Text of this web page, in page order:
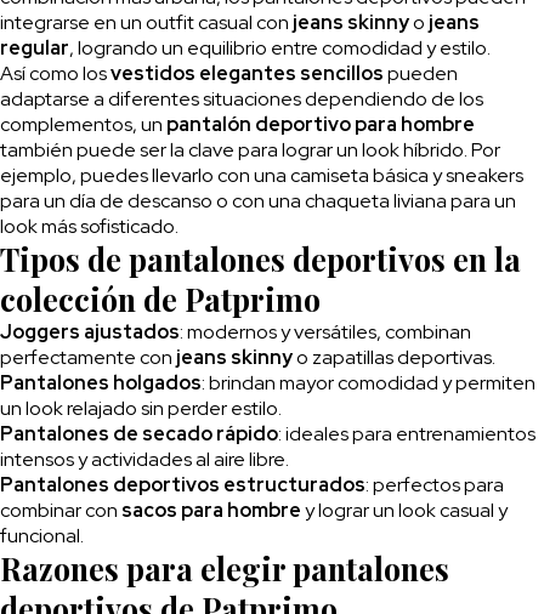
integrarse en un outfit casual con jeans skinnyo jeans
regular, logrando un equilibrio entre comodidad y estilo.
Así como losvestidos elegantes sencillospueden
adaptarse a diferentes situaciones dependiendo de los
complementos, un pantalón deportivo para hombre
también puede ser la clave para lograr un look híbrido. Por
ejemplo, puedes llevarlo con una camiseta básica y sneakers
para un día de descanso o con una chaqueta liviana para un
look más sofisticado.
Tipos de pantalones deportivos en la
colección de Patprimo
Joggers ajustados: modernos y versátiles, combinan
perfectamente con jeans skinnyo zapatillas deportivas.
Pantalones holgados: brindan mayor comodidad y permiten
un look relajado sin perder estilo.
Pantalones de secado rápido: ideales para entrenamientos
intensos y actividades al aire libre.
Pantalones deportivos estructurados: perfectos para
combinar con sacos para hombrey lograr un look casual y
funcional.
Razones para elegir pantalones